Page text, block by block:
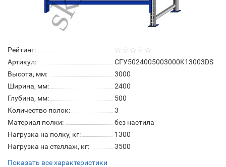
Рейтинг:
Артикул:
СГУ5024005003000K13003DS
Высота, мм:
3000
Ширина, мм:
2400
Глубина, мм:
500
Количество полок:
3
Материал полки:
без настила
Нагрузка на полку, кг:
1300
Нагрузка на стеллаж, кг:
3500
Показать все характеристики